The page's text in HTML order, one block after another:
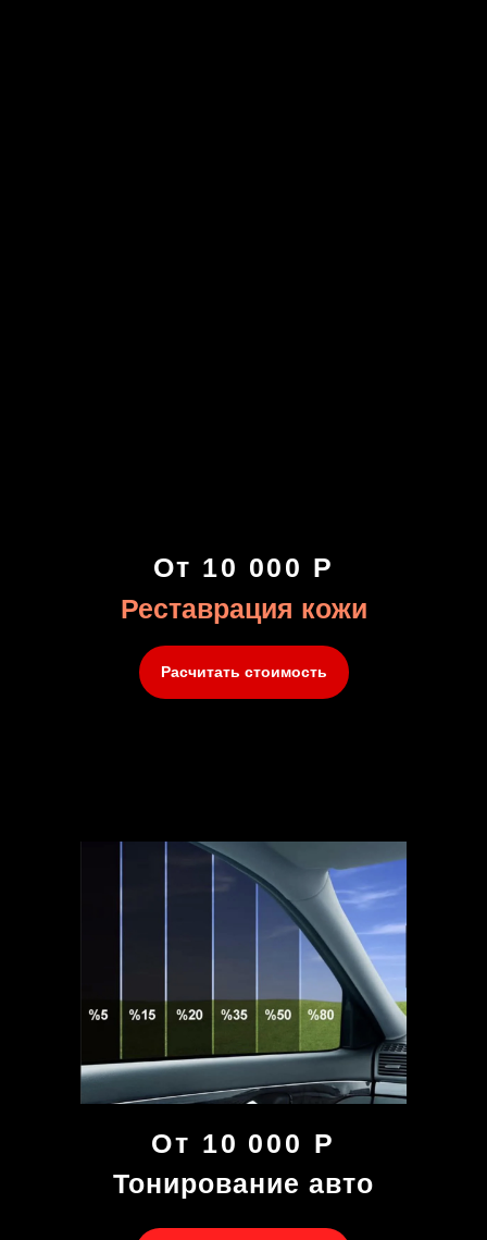
От 10 000 Р
Реставрация кожи
Расчитать стоимость
От 10 000 Р
Тонирование авто